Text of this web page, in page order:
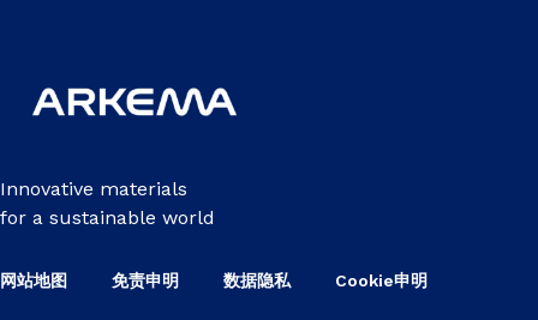
Innovative materials
for a sustainable world
网站地图 免责申明 数据隐私 Cookie申明